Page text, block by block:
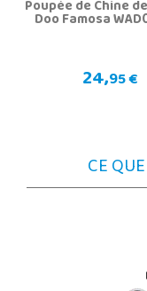
Poupée de Chine
Doo Famosa
24,95 €
CE